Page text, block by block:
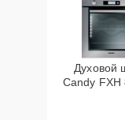
Духовой
Candy FXH